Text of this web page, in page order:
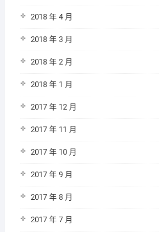
2018 年 4 月
2018 年 3 月
2018 年 2 月
2018 年 1 月
2017 年 12 月
2017 年 11 月
2017 年 10 月
2017 年 9 月
2017 年 8 月
2017 年 7 月